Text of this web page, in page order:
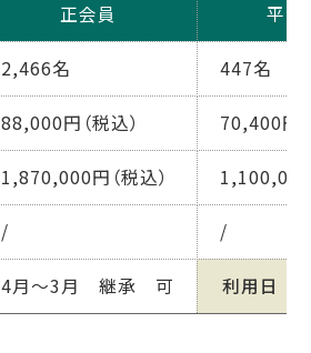
正会員 平日
2,466名 447名
88,000円（税込） 70,400円
1,870,000円（税込） 1,100,000
/ /
4月～3月 継承 可 利用日